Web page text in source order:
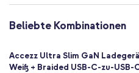
Weiß
Kunststoff
Universal
Beliebte Kombinationen
Accezz Ultra Slim GaN
Weiß + Braided USB-C-zu-